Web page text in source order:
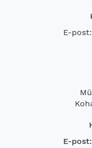
E-post:
E-post: